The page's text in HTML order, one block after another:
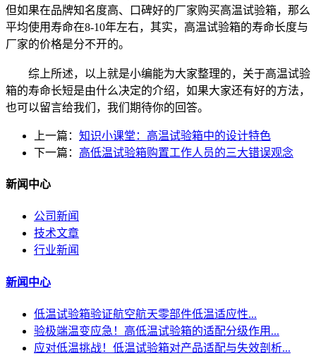
但如果在品牌知名度高、口碑好的厂家购买高温试验箱，那么
平均使用寿命在8-10年左右，其实，高温试验箱的寿命长度与
厂家的价格是分不开的。
综上所述，以上就是小编能为大家整理的，关于高温试验
箱的寿命长短是由什么决定的介绍，如果大家还有好的方法，
也可以留言给我们，我们期待你的回答。
上一篇： 知识小课堂：高温试验箱中的设计特色
下一篇： 高低温试验箱购置工作人员的三大错误观念
新闻中心
公司新闻
技术文章
行业新闻
新闻中心
低温试验箱验证航空航天零部件低温适应性...
验极端温变应急！高低温试验箱的适配分级作用...
应对低温挑战！低温试验箱对产品适配与失效剖析...